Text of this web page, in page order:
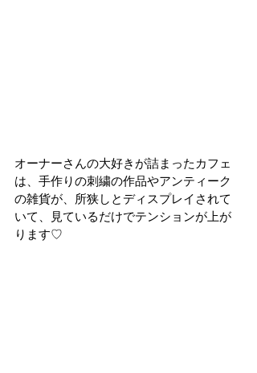
オーナーさんの大好きが詰まったカフェ
は、手作りの刺繍の作品やアンティーク
の雑貨が、所狭しとディスプレイされて
いて、見ているだけでテンションが上が
ります♡